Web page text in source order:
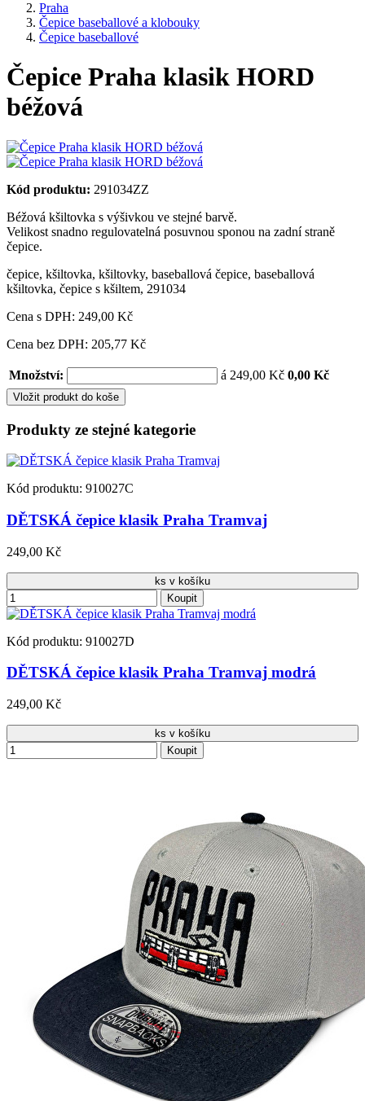
Praha
Čepice baseballové a klobouky
Čepice baseballové
Čepice Praha klasik HORD
béžová
Kód produktu: 291034ZZ
Béžová kšiltovka s výšivkou ve stejné barvě.
Velikost snadno regulovatelná posuvnou sponou na zadní straně
čepice.
čepice, kšiltovka, kšiltovky, baseballová čepice, baseballová
kšiltovka, čepice s kšiltem, 291034
Cena s DPH: 249,00 Kč
Cena bez DPH: 205,77 Kč
Množství: á 249,00 Kč 0,00 Kč
Vložit produkt do koše
Produkty ze stejné kategorie
Kód produktu: 910027C
DĚTSKÁ čepice klasik Praha Tramvaj
249,00 Kč
ks v košíku
Koupit
Kód produktu: 910027D
DĚTSKÁ čepice klasik Praha Tramvaj modrá
249,00 Kč
ks v košíku
Koupit